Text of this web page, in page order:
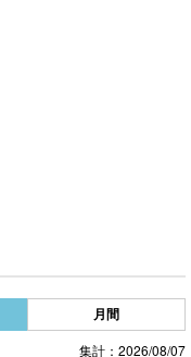
月間
集計：2026/08/07